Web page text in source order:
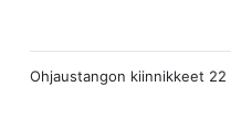
Ohjaustangon kiinnikkeet